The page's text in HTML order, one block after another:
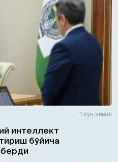
1 кун аввал
интеллект
бўйича